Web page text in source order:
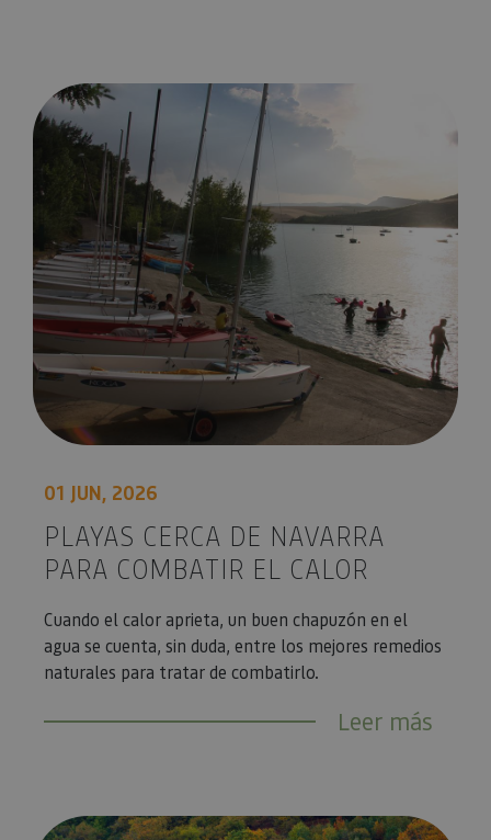
Playas cerca de Navarra para combatir el calor
01 JUN, 2026
PLAYAS CERCA DE NAVARRA
PARA COMBATIR EL CALOR
Cuando el calor aprieta, un buen chapuzón en el
agua se cuenta, sin duda, entre los mejores remedios
naturales para tratar de combatirlo.
Leer más
5 increíbles bosques navarros que despiertan en primavera